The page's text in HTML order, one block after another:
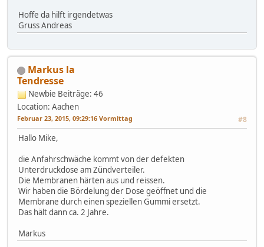
Hoffe da hilft irgendetwas
Gruss Andreas
Markus la
Tendresse
Newbie Beiträge: 46
Location: Aachen
Februar 23, 2015, 09:29:16 Vormittag #8
Hallo Mike,
die Anfahrschwäche kommt von der defekten
Unterdruckdose am Zündverteiler.
Die Membranen härten aus und reissen.
Wir haben die Bördelung der Dose geöffnet und die
Membrane durch einen speziellen Gummi ersetzt.
Das hält dann ca. 2 Jahre.
Markus